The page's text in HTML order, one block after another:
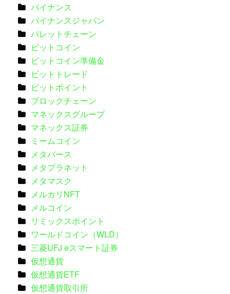
バイナンス
バイナンスジャパン
パレットチェーン
ビットコイン
ビットコイン準備金
ビットトレード
ビットポイント
ブロックチェーン
マネックスグループ
マネックス証券
ミームコイン
メタバース
メタプラネット
メタマスク
メルカリNFT
メルコイン
リミックスポイント
ワールドコイン（WLD）
三菱UFJ eスマート証券
仮想通貨
仮想通貨ETF
仮想通貨取引所